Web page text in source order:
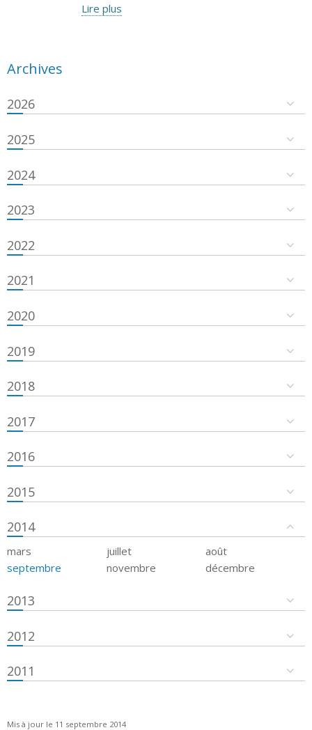
Lire plus
Archives
2026
2025
2024
2023
2022
2021
2020
2019
2018
2017
2016
2015
2014
mars juillet
août
septembre
novembre décembre
2013
2012
2011
Mis à jour le 11 septembre 2014